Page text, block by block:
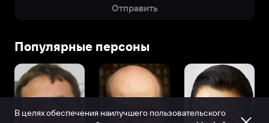
Отправить
Популярные персоны
В целях обеспечения наилучшего пользовательского